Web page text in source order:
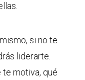
si no te
liderarte.
motiva, qué